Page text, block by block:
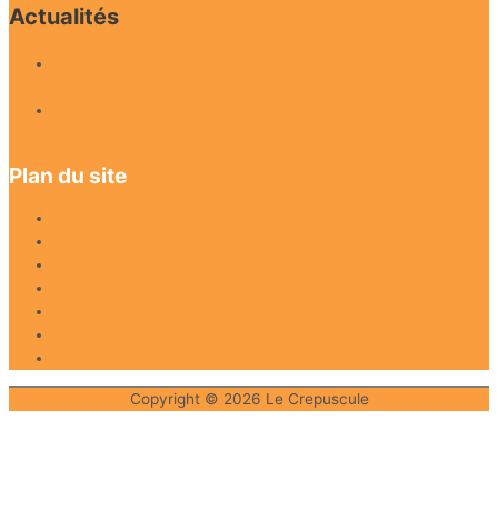
Actualités
Plan du site
Copyright © 2026 Le Crepuscule